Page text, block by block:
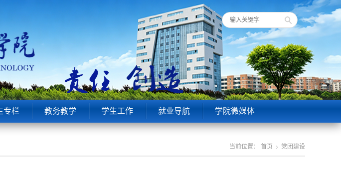
专栏 教务教学 学生工作 就业导航 学院微媒体
当前位置： 首页 党团建设